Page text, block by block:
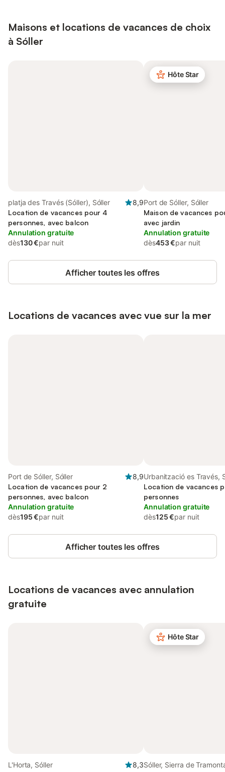
Maisons et locations de vacances de choix
à Sóller
platja des Través (Sóller), Sóller
8,9
Location de vacances pour 4
personnes, avec balcon
Annulation gratuite
dès130 €par nuit
Hôte Star
Port de Sóller, Sóller
Maison de vacances
avec jardin
Annulation gratuite
dès453 €par nuit
Afficher toutes les offres
Locations de vacances avec vue sur la mer
Port de Sóller, Sóller
8,9
Location de vacances pour 2
personnes, avec balcon
Annulation gratuite
dès195 €par nuit
Urbanització es Través,
Location de vacances
personnes
Annulation gratuite
dès125 €par nuit
Afficher toutes les offres
Locations de vacances avec annulation
gratuite
L'Horta, Sóller
8,3
Hôte Star
Sóller, Sierra de